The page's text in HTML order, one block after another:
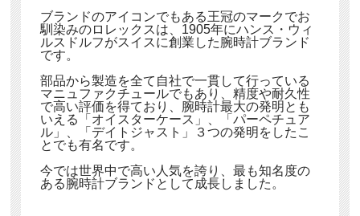
ブランドのアイコンでもある王冠のマークでお
馴染みのロレックスは、1905年にハンス・ウィ
ルスドルフがスイスに創業した腕時計ブランド
です。
部品から製造を全て自社で一貫して行っている
マニュファクチュールでもあり、精度や耐久性
で高い評価を得ており、腕時計最大の発明とも
いえる「オイスターケース」、「パーペチュア
ル」、「デイトジャスト」３つの発明をしたこ
とでも有名です。
今では世界中で高い人気を誇り、最も知名度の
ある腕時計ブランドとして成長しました。